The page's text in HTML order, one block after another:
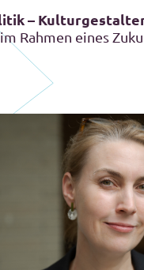
–
Rahmen eines